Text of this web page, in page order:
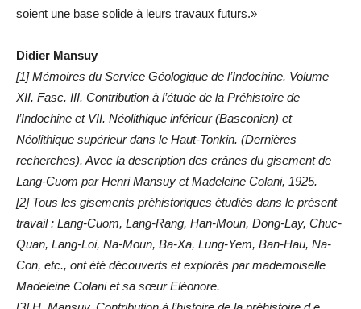
soient une base solide à leurs travaux futurs.»
Didier Mansuy
[1] Mémoires du Service Géologique de l’Indochine. Volume
XII. Fasc. III. Contribution à l’étude de la Préhistoire de
l’Indochine et VII. Néolithique inférieur (Basconien) et
Néolithique supérieur dans le Haut-Tonkin. (Dernières
recherches). Avec la description des crânes du gisement de
Lang-Cuom par Henri Mansuy et Madeleine Colani, 1925.
[2] Tous les gisements préhistoriques étudiés dans le présent
travail : Lang-Cuom, Lang-Rang, Han-Moun, Dong-Lay, Chuc-
Quan, Lang-Loi, Na-Moun, Ba-Xa, Lung-Yem, Ban-Hau, Na-
Con, etc., ont été découverts et explorés par mademoiselle
Madeleine Colani et sa sœur Eléonore.